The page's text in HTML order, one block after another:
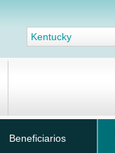
Kentucky
Beneficiarios